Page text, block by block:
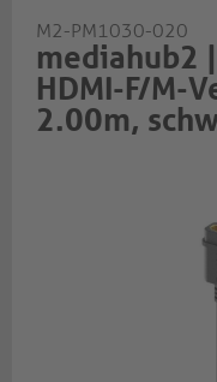
M2-PM1030-020
mediahub2
HDMI-F/M-
2.00m,